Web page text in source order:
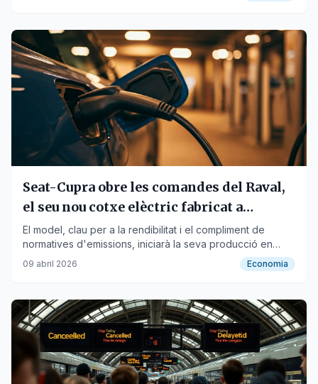
Seat-Cupra obre les comandes del Raval,
el seu nou cotxe elèctric fabricat a
Martorell
El model, clau per a la rendibilitat i el compliment de
normatives d'emissions, iniciarà la seva producció en
sèrie a finals de maig.
09 abril 2026 Economia